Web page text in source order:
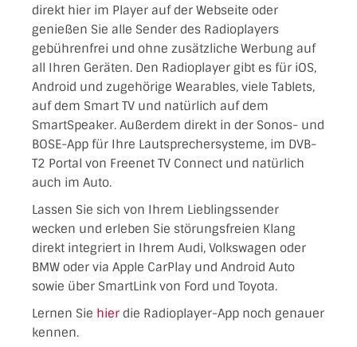
direkt hier im Player auf der Webseite oder
genießen Sie alle Sender des Radioplayers
gebührenfrei und ohne zusätzliche Werbung auf
all Ihren Geräten. Den Radioplayer gibt es für iOS,
Android und zugehörige Wearables, viele Tablets,
auf dem Smart TV und natürlich auf dem
SmartSpeaker. Außerdem direkt in der Sonos- und
BOSE-App für Ihre Lautsprechersysteme, im DVB-
T2 Portal von Freenet TV Connect und natürlich
auch im Auto.
Lassen Sie sich von Ihrem Lieblingssender
wecken und erleben Sie störungsfreien Klang
direkt integriert in Ihrem Audi, Volkswagen oder
BMW oder via Apple CarPlay und Android Auto
sowie über SmartLink von Ford und Toyota.
Lernen Sie hier die Radioplayer-App noch genauer
kennen.